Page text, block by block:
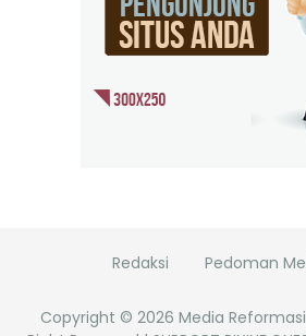
Redaksi Pedoman
Copyright © 2026 Media